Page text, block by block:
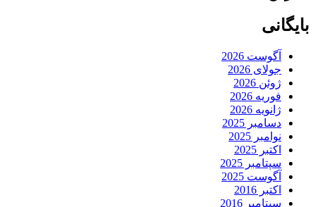
بایگانی
آگوست 2026
جولای 2026
ژوئن 2026
فوریه 2026
ژانویه 2026
دسامبر 2025
نوامبر 2025
اکتبر 2025
سپتامبر 2025
آگوست 2025
اکتبر 2016
سپتامبر 2016